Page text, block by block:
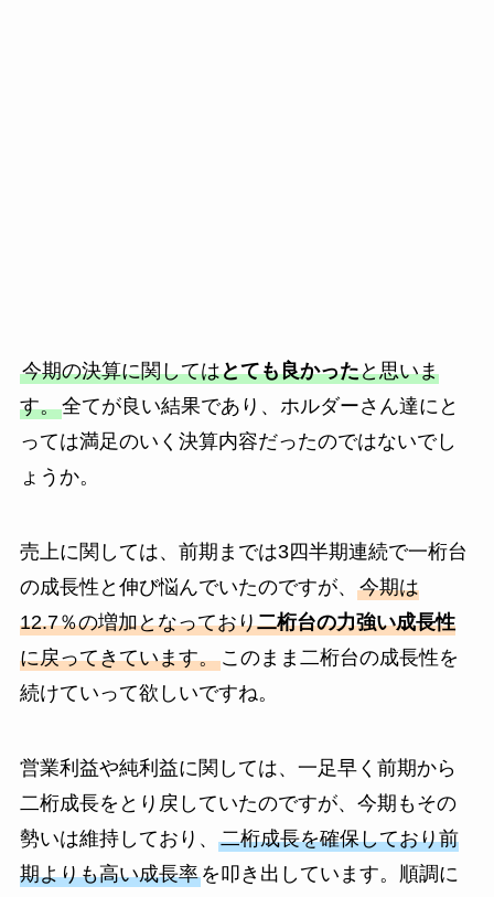
今期の決算に関してはとても良かったと思いま
す。全てが良い結果であり、ホルダーさん達にと
っては満足のいく決算内容だったのではないでし
ょうか。
売上に関しては、前期までは3四半期連続で一桁台
の成長性と伸び悩んでいたのですが、 今期は
12.7％の増加となっており二桁台の力強い成長性
に戻ってきています。このまま二桁台の成長性を
続けていって欲しいですね。
営業利益や純利益に関しては、一足早く前期から
二桁成長をとり戻していたのですが、今期もその
勢いは維持しており、 二桁成長を確保しており前
期よりも高い成長率を叩き出しています。順調に